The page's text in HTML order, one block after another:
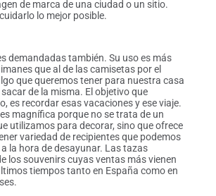
de marca de una ciudad o un sitio.
lo mejor posible.
demandadas también. Su uso es más
que al de las camisetas por el
que queremos tener para nuestra casa
de la misma. El objetivo que
es recordar esas vacaciones y ese viaje.
magnífica porque no se trata de un
utilizamos para decorar, sino que ofrece
variedad de recipientes que podemos
la hora de desayunar. Las tazas
los souvenirs cuyas ventas más vienen
tiempos tanto en España como en